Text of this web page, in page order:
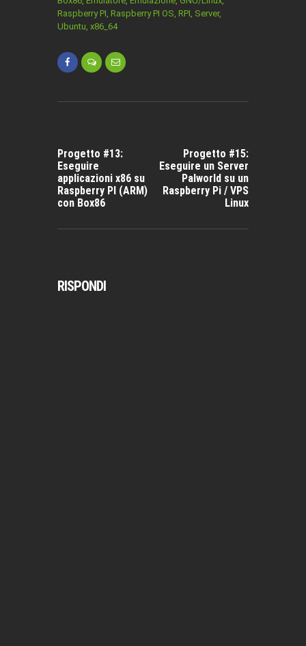
Raspberry PI, Raspberry PI OS, RPI, Server,
Ubuntu, x86_64
PRECEDENTE:
Progetto #13:
Eseguire
applicazioni x86 su
Raspberry PI (ARM)
con Box86
Progetto #15:
Eseguire un Server
Palworld su un
Raspberry Pi / VPS
Linux
RISPONDI